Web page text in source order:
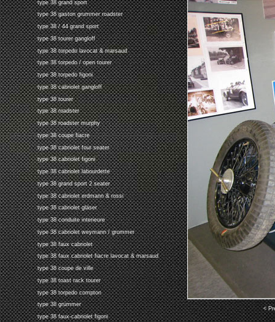
type 38 grand sport
type 38 gaston grummer roadster
type 38 / 44 grand sport
type 38 tourer gangloff
type 38 torpedo lavocat & marsaud
type 38 torpedo / open tourer
type 38 torpedo figoni
type 38 cabriolet gangloff
type 38 tourer
type 38 roadster
type 38 roadster murphy
type 38 coupe fiacre
type 38 cabriolet four seater
type 38 cabriolet figoni
type 38 cabriolet labourdette
type 38 grand sport 2 seater
type 38 cabriolet erdmann & rossi
type 38 cabriolet gläser
type 38 conduite interieure
type 38 cabriolet weymann / grummer
type 38 faux cabriolet
type 38 faux cabriolet fiacre lavocat & marsaud
type 38 coupe de ville
type 38 toast rack tourer
type 38 torpedo compton
type 38 grümmer
type 38 faux-cabriolet figoni
<